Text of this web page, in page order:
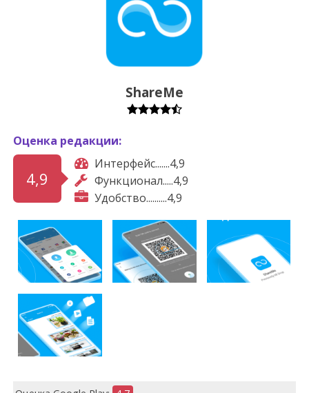
ShareMe
Оценка редакции:
4,9
Интерфейс.......4,9
Функционал.....4,9
Удобство..........4,9